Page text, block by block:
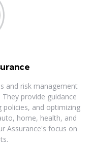
and risk management
provide guidance
policies, and optimizing
home, health, and
Assurance's focus on